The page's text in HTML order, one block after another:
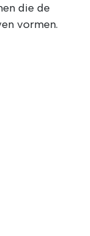
die de
vormen.